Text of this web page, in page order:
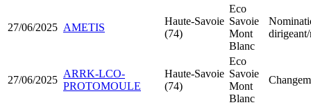
27/06/2025 AMETIS
Haute-Savoie
(74)
Eco
Savoie
Mont
Blanc
27/06/2025
ARRK-LCO-
PROTOMOULE
Haute-Savoie
(74)
Eco
Savoie
Mont
Blanc